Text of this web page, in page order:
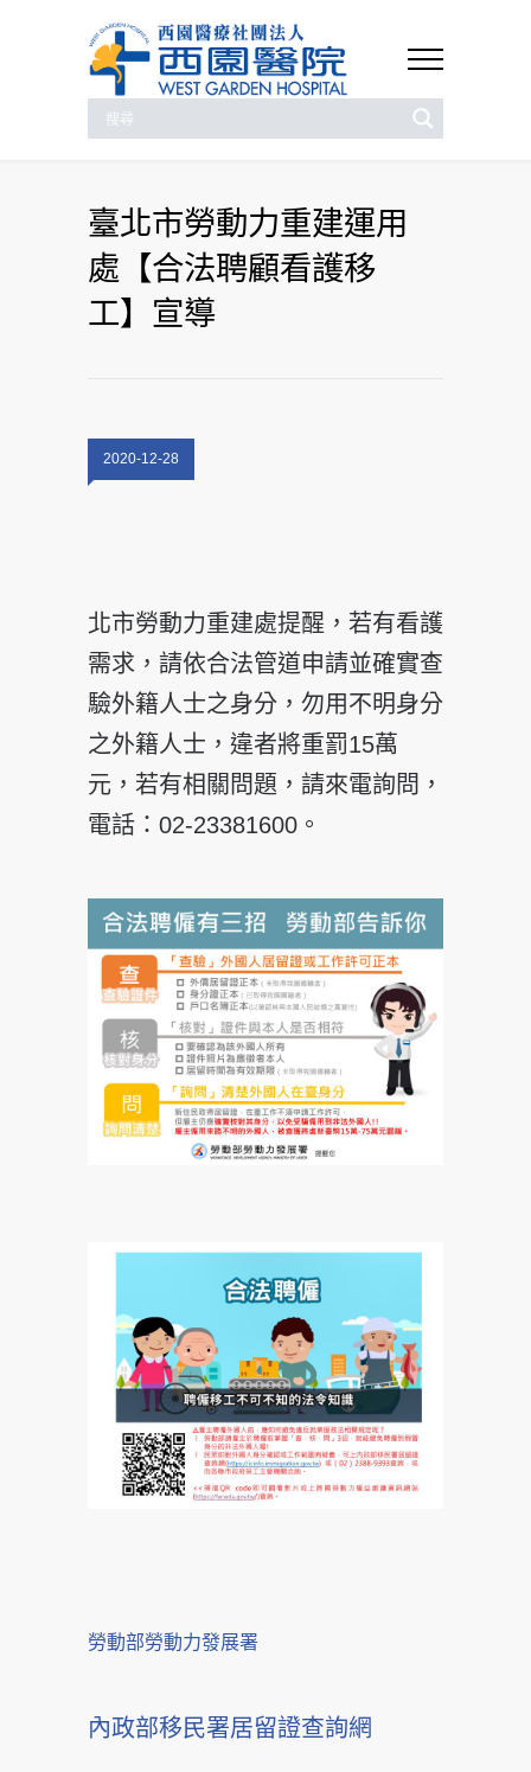
臺北市勞動力重建運用
處【合法聘顧看護移
工】宣導
2020-12-28
北市勞動力重建處提醒，若有看護
需求，請依合法管道申請並確實查
驗外籍人士之身分，勿用不明身分
之外籍人士，違者將重罰15萬
元，若有相關問題，請來電詢問，
電話：02-23381600。
勞動部勞動力發展署
內政部移民署居留證查詢網